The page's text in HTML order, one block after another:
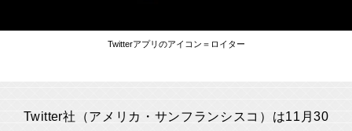
Twitterアプリのアイコン＝ロイター
Twitter社（アメリカ・サンフランシスコ）は11月30